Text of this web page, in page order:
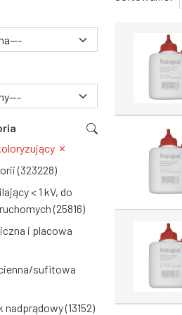
(323228)
< 1 kV, do
(25816)
i placowa
sufitowa
nadprądowy (13152)